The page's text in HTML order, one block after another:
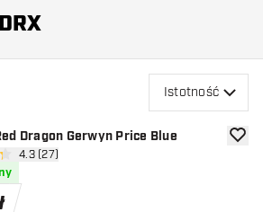
Istotność
Dragon Gerwyn Price Blue
otwórz panel recenzji
oceny
4.3 (27)